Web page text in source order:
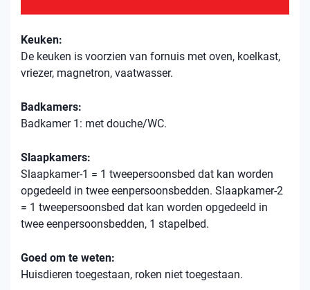
Keuken:
De keuken is voorzien van fornuis met oven, koelkast,
vriezer, magnetron, vaatwasser.
Badkamers:
Badkamer 1: met douche/WC.
Slaapkamers:
Slaapkamer-1 = 1 tweepersoonsbed dat kan worden
opgedeeld in twee eenpersoonsbedden. Slaapkamer-2
= 1 tweepersoonsbed dat kan worden opgedeeld in
twee eenpersoonsbedden, 1 stapelbed.
Goed om te weten:
Huisdieren toegestaan, roken niet toegestaan.